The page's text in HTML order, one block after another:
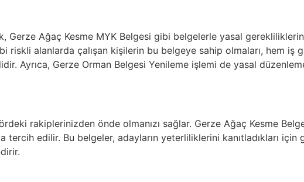
Gerze Ağaç Kesme MYK Belgesi gibi belgelerle yasal
riskli alanlarda çalışan kişilerin bu belgeye sahip olmaları, hem iş
Ayrıca, Gerze Orman Belgesi Yenileme işlemi de yasal
rakiplerinizden önde olmanızı sağlar. Gerze Ağaç Kesme
tercih edilir. Bu belgeler, adayların yeterliliklerini kanıtladıkları için